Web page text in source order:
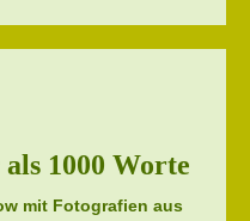
1000 Worte
mit Fotografien aus